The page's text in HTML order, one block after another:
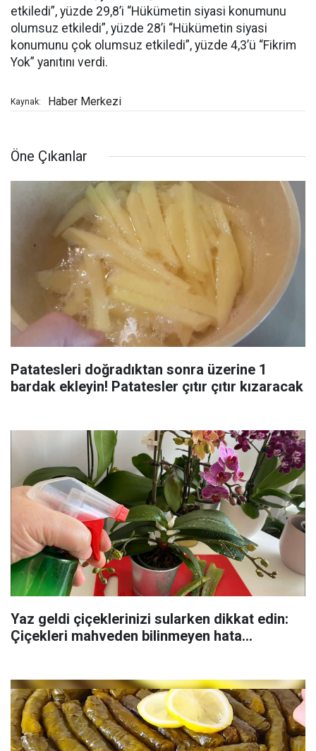
etkiledi”, yüzde 29,8’i “Hükümetin siyasi konumunu
olumsuz etkiledi”, yüzde 28’i “Hükümetin siyasi
konumunu çok olumsuz etkiledi”, yüzde 4,3’ü “Fikrim
Yok” yanıtını verdi.
Kaynak: Haber Merkezi
Öne Çıkanlar
Patatesleri doğradıktan sonra üzerine 1
bardak ekleyin! Patatesler çıtır çıtır kızaracak
Yaz geldi çiçeklerinizi sularken dikkat edin:
Çiçekleri mahveden bilinmeyen hata...